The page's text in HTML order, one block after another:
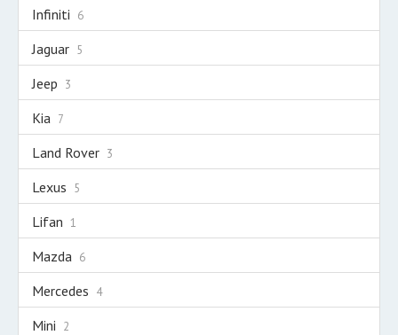
Infiniti 6
Jaguar 5
Jeep 3
Kia 7
Land Rover 3
Lexus 5
Lifan 1
Mazda 6
Mercedes 4
Mini 2